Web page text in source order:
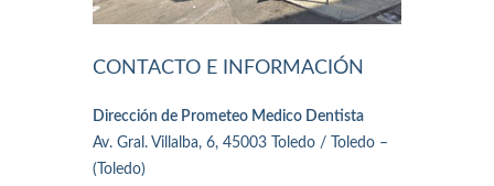
CONTACTO E INFORMACIÓN
Dirección de Prometeo Medico Dentista
Av. Gral. Villalba, 6, 45003 Toledo / Toledo –
(Toledo)